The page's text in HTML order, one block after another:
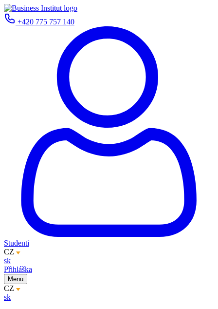
+420 775 757 140
Studenti
CZ
sk
Přihláška
Menu
CZ
sk